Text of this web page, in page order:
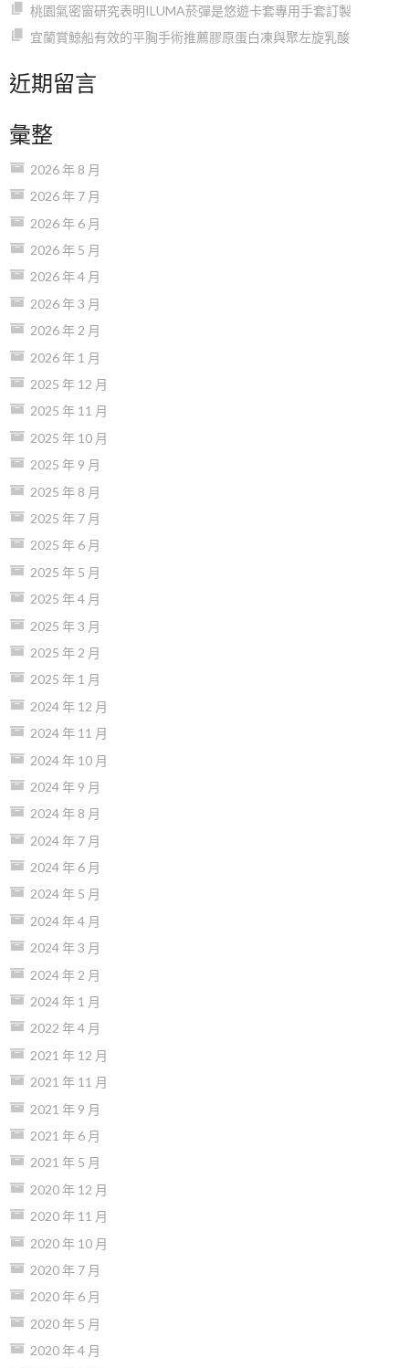
桃園氣密窗研究表明ILUMA菸彈是悠遊卡套專用手套訂製
宜蘭賞鯨船有效的平胸手術推薦膠原蛋白凍與聚左旋乳酸
近期留言
彙整
2026 年 8 月
2026 年 7 月
2026 年 6 月
2026 年 5 月
2026 年 4 月
2026 年 3 月
2026 年 2 月
2026 年 1 月
2025 年 12 月
2025 年 11 月
2025 年 10 月
2025 年 9 月
2025 年 8 月
2025 年 7 月
2025 年 6 月
2025 年 5 月
2025 年 4 月
2025 年 3 月
2025 年 2 月
2025 年 1 月
2024 年 12 月
2024 年 11 月
2024 年 10 月
2024 年 9 月
2024 年 8 月
2024 年 7 月
2024 年 6 月
2024 年 5 月
2024 年 4 月
2024 年 3 月
2024 年 2 月
2024 年 1 月
2022 年 4 月
2021 年 12 月
2021 年 11 月
2021 年 9 月
2021 年 6 月
2021 年 5 月
2020 年 12 月
2020 年 11 月
2020 年 10 月
2020 年 7 月
2020 年 6 月
2020 年 5 月
2020 年 4 月